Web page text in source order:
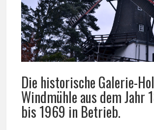
Die historische Galerie-
Windmühle aus dem Jahr
bis 1969 in Betrieb.